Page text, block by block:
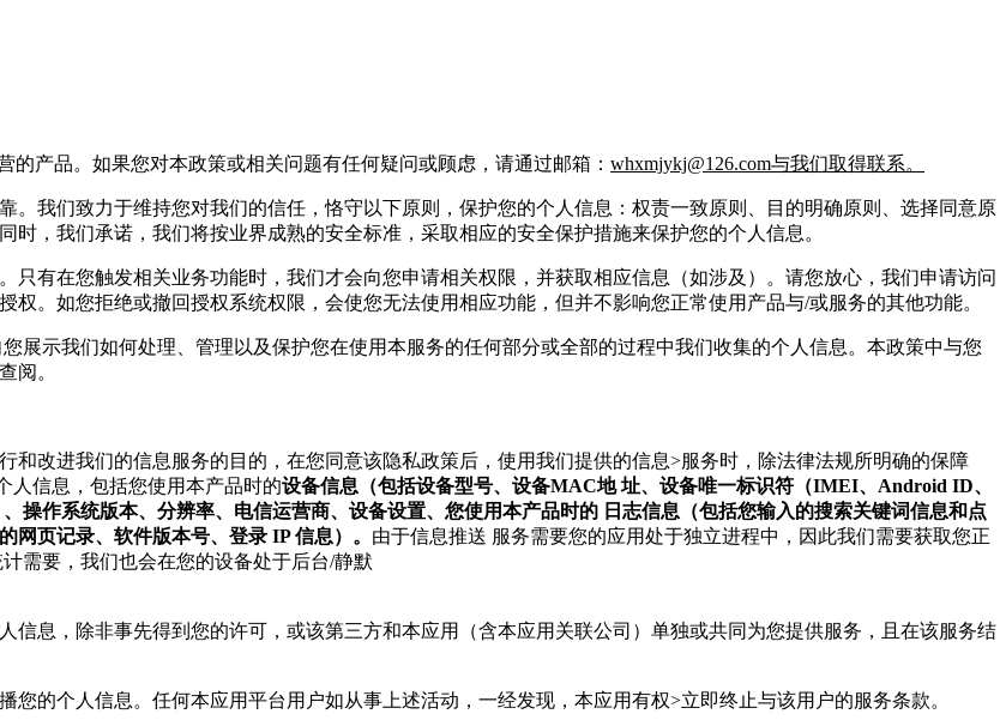
产品。如果您对本政策或相关问题有任何疑问或顾虑，请通过邮箱： whxmjykj@126.com与我们取得联系。
我们致力于维持您对我们的信任，恪守以下原则，保护您的个人信息：权责一致原则、目的明确原则、选择同意原
，我们承诺，我们将按业界成熟的安全标准，采取相应的安全保护措施来保护您的个人信息。
有在您触发相关业务功能时，我们才会向您申请相关权限，并获取相应信息（如涉及）。请您放心，我们申请访问
。如您拒绝或撤回授权系统权限，会使您无法使用相应功能，但并不影响您正常使用产品与/或服务的其他功能。
展示我们如何处理、管理以及保护您在使用本服务的任何部分或全部的过程中我们收集的个人信息。本政策中与您
阅。
和改进我们的信息服务的目的，在您同意该隐私政策后，使用我们提供的信息>服务时，除法律法规所明确的保障
人信息，包括您使用本产品时的设备信息（包括设备型号、设备MAC地 址、设备唯一标识符（IMEI、Android ID、
作系统版本、分辨率、电信运营商、设备设置、您使用本产品时的 日志信息（包括您输入的搜索关键词信息和点
页记录、软件版本号、登录 IP 信息）。 由于信息推送 服务需要您的应用处于独立进程中，因此我们需要获取您正
需要，我们也会在您的设备处于后台/静默
信息，除非事先得到您的许可，或该第三方和本应用（含本应用关联公司）单独或共同为您提供服务，且在该服务结
的个人信息。任何本应用平台用户如从事上述活动，一经发现，本应用有权>立即终止与该用户的服务条款。